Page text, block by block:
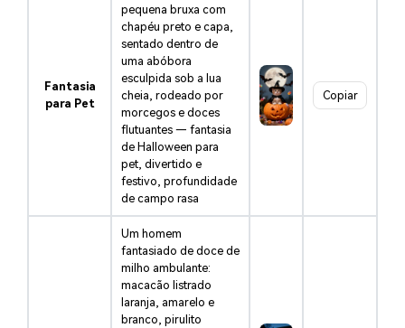
Fantasia
para Pet
pequena bruxa com
chapéu preto e capa,
sentado dentro de
uma abóbora
esculpida sob a lua
cheia, rodeado por
morcegos e doces
flutuantes — fantasia
de Halloween para
pet, divertido e
festivo, profundidade
de campo rasa
Copiar
Um homem
fantasiado de doce de
milho ambulante:
macacão listrado
laranja, amarelo e
branco, pirulito